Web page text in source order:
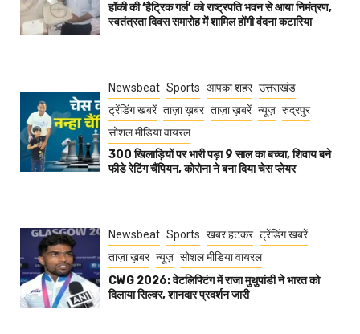
हॉकी की ‘हैट्रिक गर्ल’ को राष्ट्रपति भवन से आया निमंत्रण,
स्वतंत्रता दिवस समारोह में शामिल होंगी वंदना कटारिया
Newsbeat Sports आपका शहर उत्तराखंड
ट्रेंडिंग खबरें ताज़ा ख़बर ताज़ा ख़बरें न्यूज़ रुद्रपुर
सोशल मीडिया वायरल
300 खिलाड़ियों पर भारी पड़ा 9 साल का बच्चा, शिवाय बने
फीडे रेटिंग चैंपियन, कोरोना ने बना दिया चेस प्लेयर
Newsbeat Sports खबर हटकर ट्रेंडिंग खबरें
ताज़ा ख़बर न्यूज़ सोशल मीडिया वायरल
CWG 2026: वेटलिफ्टिंग में राजा मुथुपांडी ने भारत को
दिलाया सिल्वर, शानदार प्रदर्शन जारी